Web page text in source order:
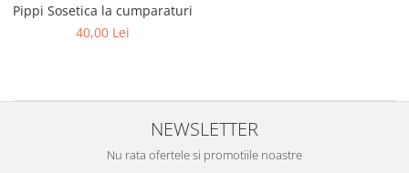
Pippi Sosetica la cumparaturi
40,00 Lei
NEWSLETTER
Nu rata ofertele si promotiile noastre